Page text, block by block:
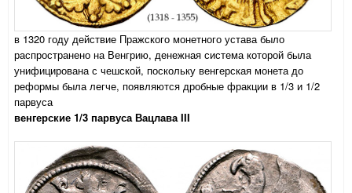
в 1320 году действие Пражского монетного устава было
распространено на Венгрию, денежная система которой была
унифицирована с чешской, поскольку венгерская монета до
реформы была легче, появляются дробные фракции в 1/3 и 1/2
парвуса
венгерские 1/3 парвуса Вацлава III